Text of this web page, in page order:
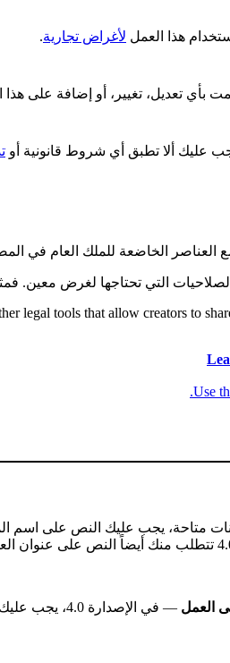
هذا العمل لأغراض تجارية.
بأي تعديل، تغيير، أو إضافة على هذا
عليك ألا تطبق أي شروط قانونية أو
العناصر الخاضعة للملك العام في
التي تحتاجها لغرض معين.
legal tools that allow creators to
Use
متاحة، يجب عليك النص على اسم
العمل